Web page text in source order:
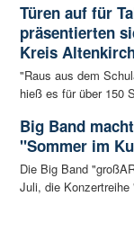
Türen auf für
präsentierten
Kreis
"Raus aus dem
hieß es für über 150
Big Band
"Sommer im
Die Big Band
Juli, die